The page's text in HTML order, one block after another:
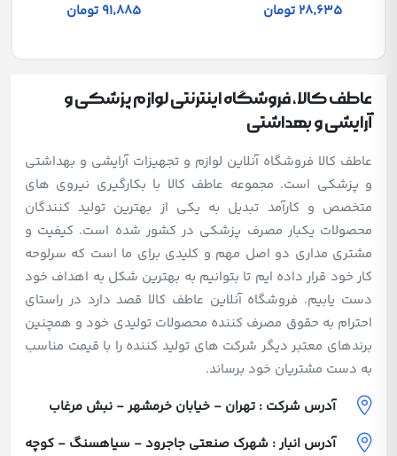
28٬635 تومان 91٬885 تومان
عاطف کالا، فروشگاه اینترنتی لوازم پزشکی و
آرایشی و بهداشتی
عاطف کالا فروشگاه آنلاین لوازم و تجهیزات آرایشی و بهداشتی
و پزشکی است. مجموعه عاطف کالا با بکارگیری نیروی های
متخصص و کارآمد تبدیل به یکی از بهترین تولید کنندگان
محصولات یکبار مصرف پزشکی در کشور شده است. کیفیت و
مشتری مداری دو اصل مهم و کلیدی برای ما است که سرلوحه
کار خود قرار داده ایم تا بتوانیم به بهترین شکل به اهداف خود
دست یابیم. فروشگاه آنلاین عاطف کالا قصد دارد در راستای
احترام به حقوق مصرف کننده محصولات تولیدی خود و همچنین
برندهای معتبر دیگر شرکت های تولید کننده را با قیمت مناسب
به دست مشتریان خود برساند.
آدرس شرکت : تهران - خیابان خرمشهر - نبش مرغاب
آدرس انبار : شهرک صنعتی جاجرود - سیاهسنگ - کوچه